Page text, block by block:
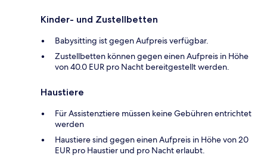
Kinder- und Zustellbetten
Babysitting ist gegen Aufpreis verfügbar.
Zustellbetten können gegen einen Aufpreis in Höhe
von 40.0 EUR pro Nacht bereitgestellt werden.
Haustiere
Für Assistenztiere müssen keine Gebühren entrichtet
werden
Haustiere sind gegen einen Aufpreis in Höhe von 20
EUR pro Haustier und pro Nacht erlaubt.